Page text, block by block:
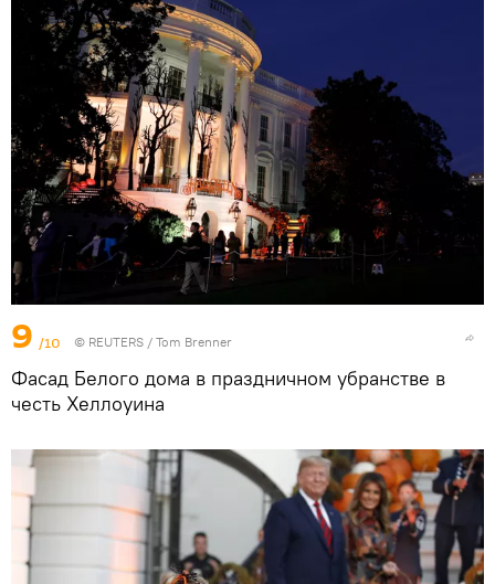
9 /10 © REUTERS / Tom Brenner
Фасад Белого дома в праздничном убранстве в
честь Хеллоуина